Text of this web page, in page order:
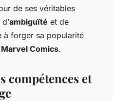
de ses véritables
ambiguïté et de
à forger sa popularité
Marvel Comics.
compétences et